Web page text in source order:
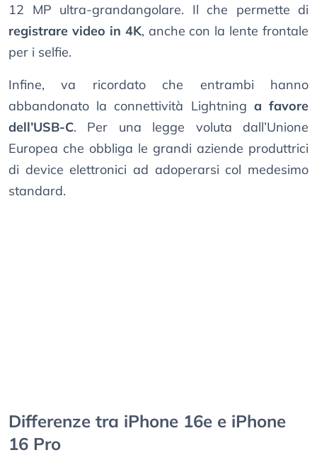
12 MP ultra-grandangolare. Il che permette di
registrare video in 4K, anche con la lente frontale
per i selfie.
Infine, va ricordato che entrambi hanno
abbandonato la connettività Lightning a favore
dell’USB-C. Per una legge voluta dall’Unione
Europea che obbliga le grandi aziende produttrici
di device elettronici ad adoperarsi col medesimo
standard.
Differenze tra iPhone 16e e iPhone
16 Pro